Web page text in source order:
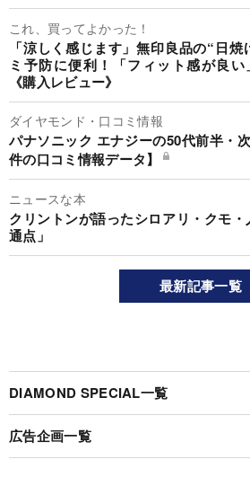
これ、買ってよかった！
「涼しく感じます」無印良品の“日
ミ予防に便利！「フィット感が良い
《購入レビュー》
ダイヤモンド・口コミ情報
パナソニック エナジーの50代前半・
件の口コミ情報データ】
ニュースな本
クリントンが語ったシロアリ・クモ
通点」
最新記事一覧
DIAMOND SPECIAL一覧
広告企画一覧